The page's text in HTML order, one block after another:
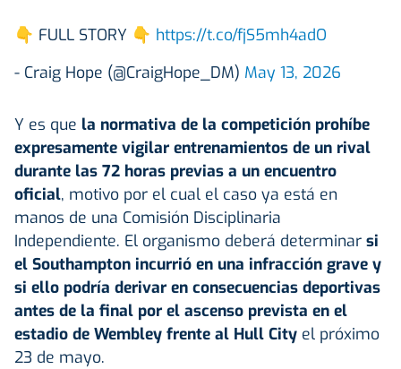
👇 FULL STORY 👇 https://t.co/fjS5mh4adO
- Craig Hope (@CraigHope_DM) May 13, 2026
Y es que la normativa de la competición prohíbe
expresamente vigilar entrenamientos de un rival
durante las 72 horas previas a un encuentro
oficial, motivo por el cual el caso ya está en
manos de una Comisión Disciplinaria
Independiente. El organismo deberá determinar si
el Southampton incurrió en una infracción grave y
si ello podría derivar en consecuencias deportivas
antes de la final por el ascenso prevista en el
estadio de Wembley frente al Hull City el próximo
23 de mayo.